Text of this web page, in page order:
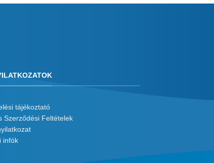
tájékoztató
Szerződési Feltételek
infók